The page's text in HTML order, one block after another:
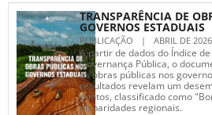
TRANSPARÊNCIA DE
GOVERNOS ESTADUAIS
PUBLICAÇÃO | ABRIL DE 2026
A partir de dados do Índice
Governança Pública, o
as obras públicas nos
resultados revelam um
pontos, classificado como
disparidades regionais.